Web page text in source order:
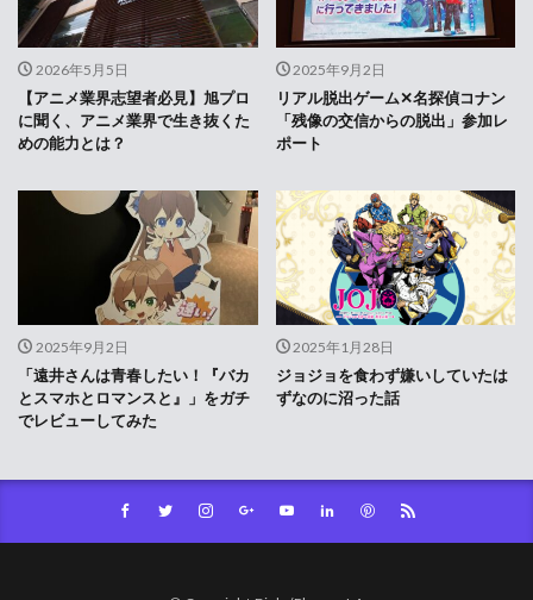
2026年5月5日
【アニメ業界志望者必見】旭プロ
に聞く、アニメ業界で生き抜くた
めの能力とは？
2025年9月2日
リアル脱出ゲーム✕名探偵コナン
「残像の交信からの脱出」参加レ
ポート
2025年9月2日
「遠井さんは青春したい！『バカ
とスマホとロマンスと』」をガチ
でレビューしてみた
2025年1月28日
ジョジョを食わず嫌いしていたは
ずなのに沼った話